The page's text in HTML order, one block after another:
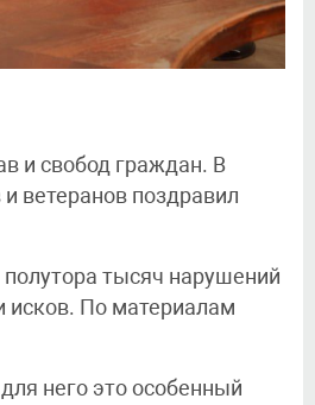
и свобод граждан. В
ветеранов поздравил
тысяч нарушений
исков. По материалам
него это особенный